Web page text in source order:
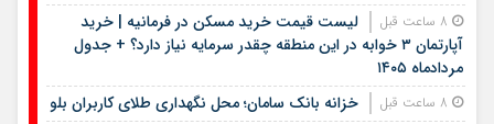
لیست قیمت خرید مسکن در فرمانیه | خرید
آپارتمان ۳ خوابه در این منطقه چقدر سرمایه نیاز دارد؟ + جدول
مردادماه ۱۴۰۵
خزانه بانک سامان؛ محل نگهداری طلای کاربران بلو